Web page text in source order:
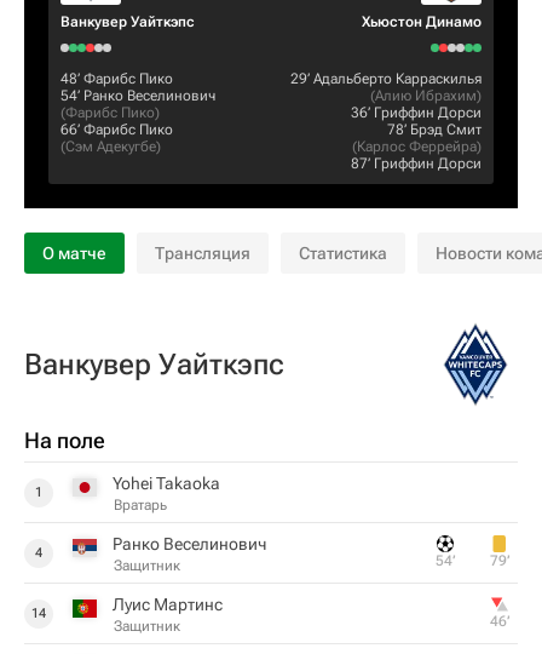
Ванкувер Уайткэпс Хьюстон Динамо
48‎’‎ Фарибс Пико
54‎’‎ Ранко Веселинович
(Фарибс Пико)
66‎’‎ Фарибс Пико
(Сэм Адекугбе)
29‎’‎ Адальберто Карраскилья
(Алию Ибрахим)
36‎’‎ Гриффин Дорси
78‎’‎ Брэд Смит
(Карлос Феррейра)
87‎’‎ Гриффин Дорси
О матче Трансляция Статистика Новости
Ванкувер Уайткэпс
На поле
1 Yohei Takaoka
Вратарь
4 Ранко Веселинович
Защитник 54‎’‎ 79‎’‎
14 Луис Мартинс
Защитник 46‎’‎